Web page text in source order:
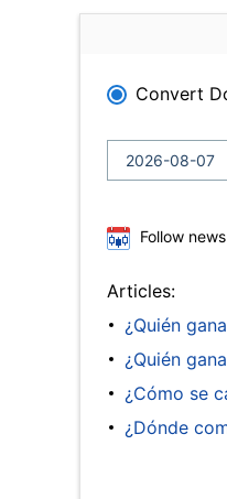
Convert
Follow
Articles:
¿Quién
¿Quién
¿Cómo se
¿Dónde